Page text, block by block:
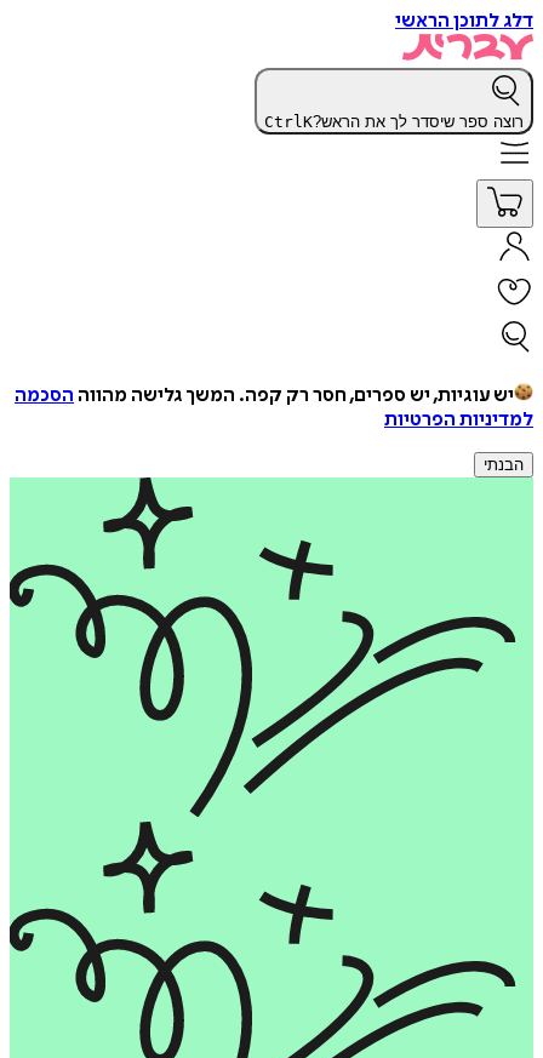
דלג לתוכן הראשי
רוצה ספר שיסדר לך את הראש? CtrlK
יש עוגיות, יש ספרים, חסר רק קפה. המשך גלישה מהווה הסכמה
למדיניות הפרטיות
הבנתי